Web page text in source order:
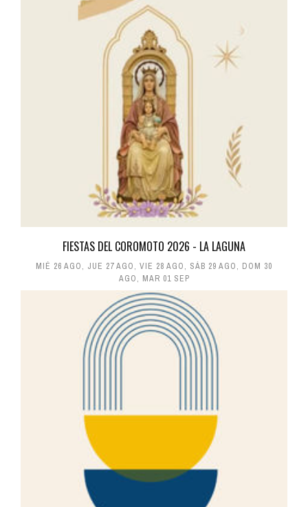
FIESTAS DEL COROMOTO 2026 - LA LAGUNA
MIÉ 26 AGO, JUE 27 AGO, VIE 28 AGO, SÁB 29 AGO, DOM 30
AGO, MAR 01 SEP